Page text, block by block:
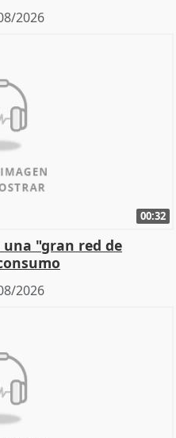
2026
00:32
"gran red de
2026